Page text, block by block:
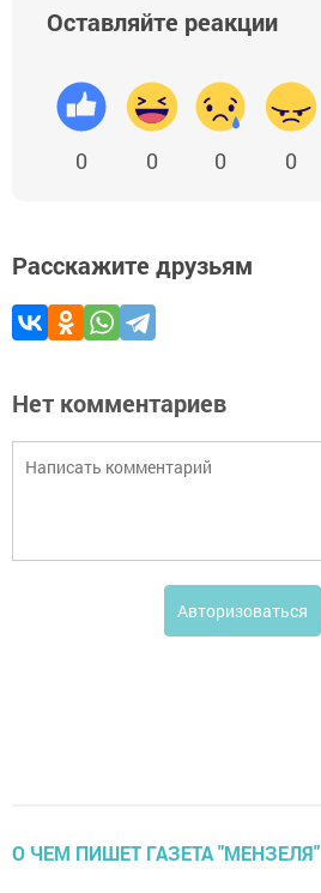
Оставляйте реакции
0 0 0 0
Расскажите друзьям
Нет комментариев
Авторизоваться
О ЧЕМ ПИШЕТ ГАЗЕТА "МЕНЗЕЛЯ"